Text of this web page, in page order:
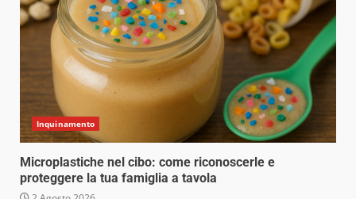
Inquinamento
Microplastiche nel cibo: come riconoscerle e
proteggere la tua famiglia a tavola